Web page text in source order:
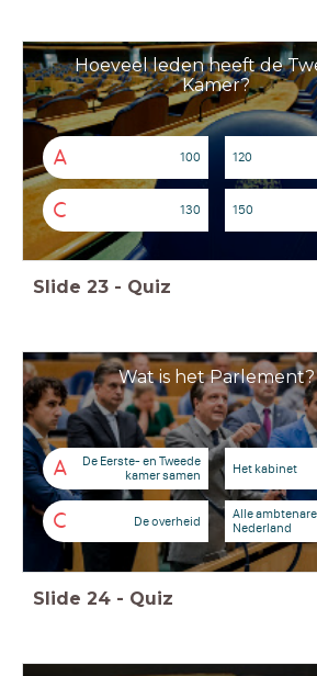
Hoeveel leden heeft de
Kamer?
A 100 120
C 130 150
Slide 23 - Quiz
Wat is het Parlement?
A
De Eerste- en Tweede
kamer samen
Het kabinet
C De overheid
Alle
Nederland
Slide 24 - Quiz